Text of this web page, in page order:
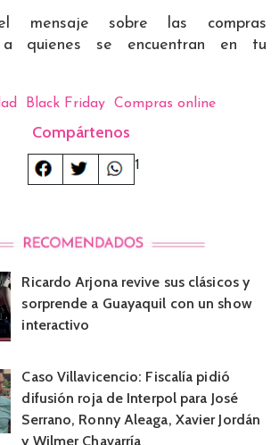
mensaje sobre las compras
a quienes se encuentran en tu
Black Friday Compras online
Compártenos
1
Ricardo Arjona revive sus clásicos y
sorprende a Guayaquil con un show
interactivo
Caso Villavicencio: Fiscalía pidió
difusión roja de Interpol para José
Serrano, Ronny Aleaga, Xavier Jordán
y Wilmer Chavarría